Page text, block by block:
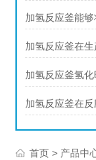
加氢反应釜在
加氢反应釜氢
加氢反应釜在
首页 > 产品中